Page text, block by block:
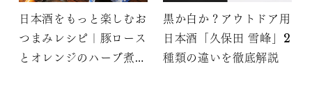
日本酒をもっと楽しむお
つまみレシピ｜豚ロース
とオレンジのハーブ煮込
黒か白か？アウトドア用
日本酒「久保田 雪峰」2
種類の違いを徹底解説